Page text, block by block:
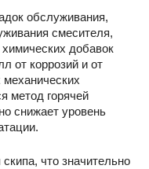
обслуживания,
смесителя,
добавок
от коррозий и от
метод горячей
снижает уровень
что значительно